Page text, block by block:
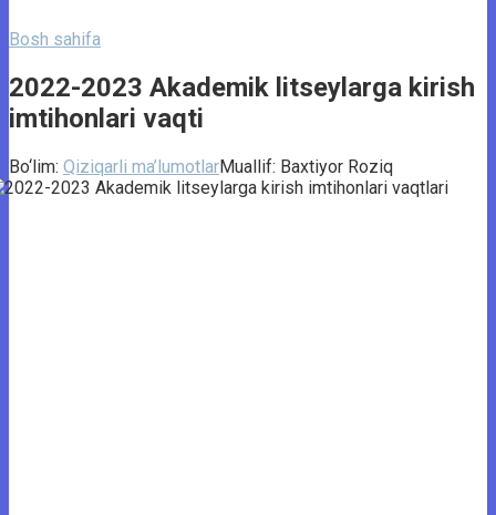
Bosh sahifa
2022-2023 Akademik litseylarga kirish
imtihonlari vaqti
Bo‘lim: Qiziqarli ma’lumotlarMuallif: Baxtiyor Roziq